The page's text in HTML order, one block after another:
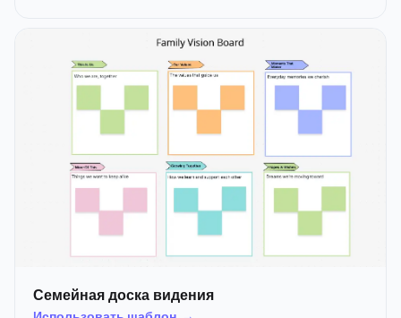
Семейная доска видения